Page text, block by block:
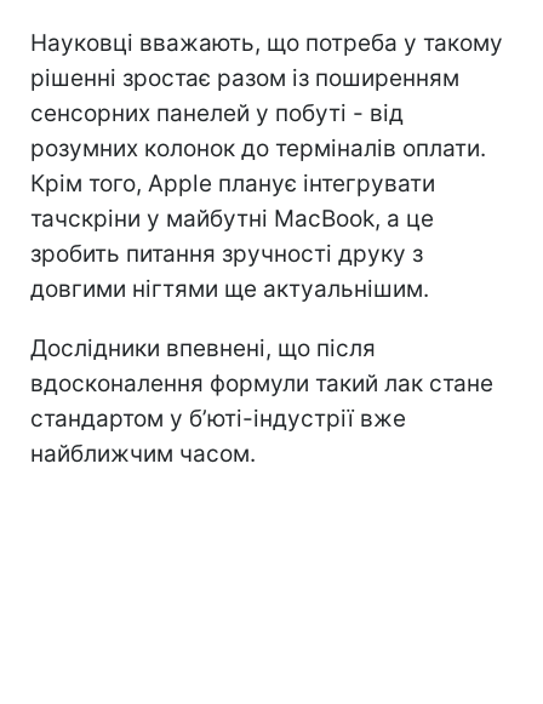
Науковці вважають, що потреба у такому
рішенні зростає разом із поширенням
сенсорних панелей у побуті - від
розумних колонок до терміналів оплати.
Крім того, Apple планує інтегрувати
тачскріни у майбутні MacBook, а це
зробить питання зручності друку з
довгими нігтями ще актуальнішим.
Дослідники впевнені, що після
вдосконалення формули такий лак стане
стандартом у б’юті-індустрії вже
найближчим часом.